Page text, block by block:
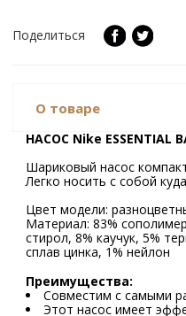
Поделиться
О товаре
НАСОС Nike ESSENTIAL
Шариковый насос
Легко носить с собой
Цвет модели:
Материал: 83%
стирол, 8% каучук, 5%
сплав цинка, 1% нейлон
Преимущества:
Совместим с самыми
Этот насос имеет